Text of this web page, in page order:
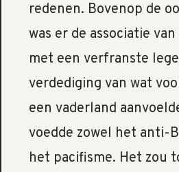
redenen. Bovenop de
was er de associatie
met een verfranste
verdediging van wat
een vaderland
voedde zowel het anti-
het pacifisme. Het zou